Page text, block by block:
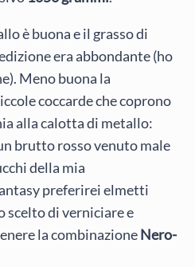
è buona e il grasso di
era abbondante (ho
Meno buona la
coccarde che coprono
alla calotta di metallo:
brutto rosso venuto male
della mia
preferirei elmetti
scelto di verniciare e
la combinazioneNero-